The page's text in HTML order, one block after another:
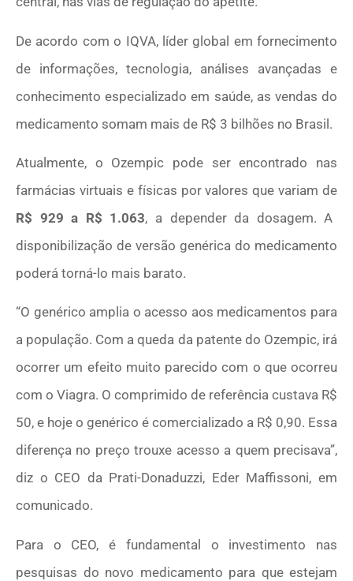
De acordo com o IQVA, líder global em fornecimento
de informações, tecnologia, análises avançadas e
conhecimento especializado em saúde, as vendas do
medicamento somam mais de R$ 3 bilhões no Brasil.
Atualmente, o Ozempic pode ser encontrado nas
farmácias virtuais e físicas por valores que variam de
R$ 929 a R$ 1.063, a depender da dosagem. A
disponibilização de versão genérica do medicamento
poderá torná-lo mais barato.
“O genérico amplia o acesso aos medicamentos para
a população. Com a queda da patente do Ozempic, irá
ocorrer um efeito muito parecido com o que ocorreu
com o Viagra. O comprimido de referência custava R$
50, e hoje o genérico é comercializado a R$ 0,90. Essa
diferença no preço trouxe acesso a quem precisava”,
diz o CEO da Prati-Donaduzzi, Eder Maffissoni, em
comunicado.
Para o CEO, é fundamental o investimento nas
pesquisas do novo medicamento para que estejam